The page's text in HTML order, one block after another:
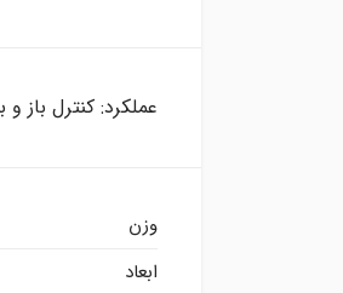
عملکرد: کنترل
وزن
ابعاد